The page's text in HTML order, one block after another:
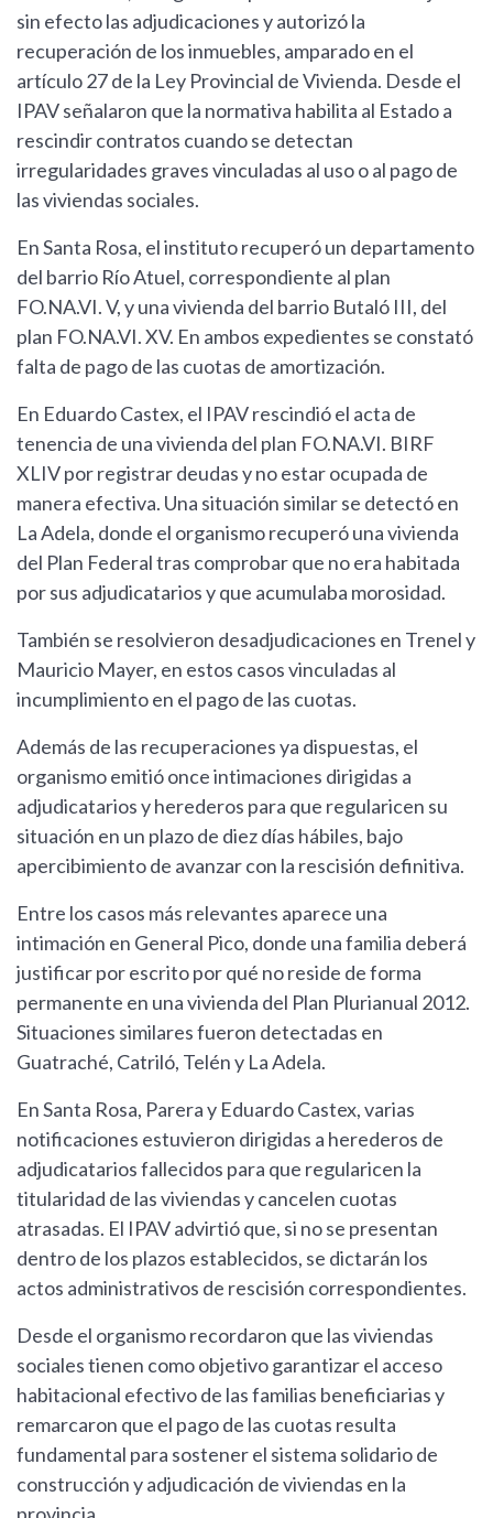
sin efecto las adjudicaciones y autorizó la
recuperación de los inmuebles, amparado en el
artículo 27 de la Ley Provincial de Vivienda. Desde el
IPAV señalaron que la normativa habilita al Estado a
rescindir contratos cuando se detectan
irregularidades graves vinculadas al uso o al pago de
las viviendas sociales.
En Santa Rosa, el instituto recuperó un departamento
del barrio Río Atuel, correspondiente al plan
FO.NA.VI. V, y una vivienda del barrio Butaló III, del
plan FO.NA.VI. XV. En ambos expedientes se constató
falta de pago de las cuotas de amortización.
En Eduardo Castex, el IPAV rescindió el acta de
tenencia de una vivienda del plan FO.NA.VI. BIRF
XLIV por registrar deudas y no estar ocupada de
manera efectiva. Una situación similar se detectó en
La Adela, donde el organismo recuperó una vivienda
del Plan Federal tras comprobar que no era habitada
por sus adjudicatarios y que acumulaba morosidad.
También se resolvieron desadjudicaciones en Trenel y
Mauricio Mayer, en estos casos vinculadas al
incumplimiento en el pago de las cuotas.
Además de las recuperaciones ya dispuestas, el
organismo emitió once intimaciones dirigidas a
adjudicatarios y herederos para que regularicen su
situación en un plazo de diez días hábiles, bajo
apercibimiento de avanzar con la rescisión definitiva.
Entre los casos más relevantes aparece una
intimación en General Pico, donde una familia deberá
justificar por escrito por qué no reside de forma
permanente en una vivienda del Plan Plurianual 2012.
Situaciones similares fueron detectadas en
Guatraché, Catriló, Telén y La Adela.
En Santa Rosa, Parera y Eduardo Castex, varias
notificaciones estuvieron dirigidas a herederos de
adjudicatarios fallecidos para que regularicen la
titularidad de las viviendas y cancelen cuotas
atrasadas. El IPAV advirtió que, si no se presentan
dentro de los plazos establecidos, se dictarán los
actos administrativos de rescisión correspondientes.
Desde el organismo recordaron que las viviendas
sociales tienen como objetivo garantizar el acceso
habitacional efectivo de las familias beneficiarias y
remarcaron que el pago de las cuotas resulta
fundamental para sostener el sistema solidario de
construcción y adjudicación de viviendas en la